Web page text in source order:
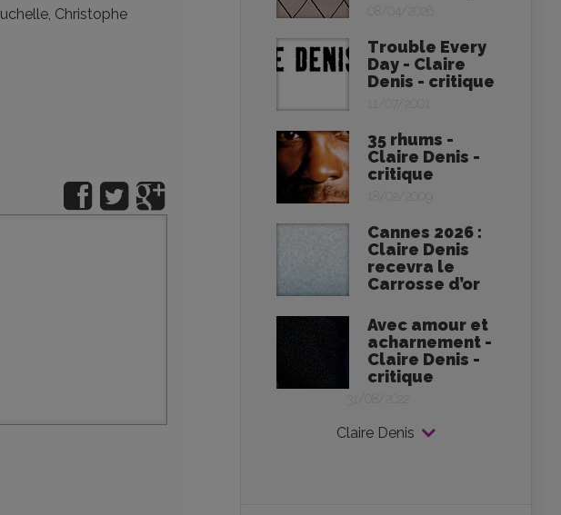
, Christophe
08/04/2026
Trouble Every
Day - Claire
Denis - critique
35 rhums -
Claire Denis -
critique
18/02/2009
Cannes 2026 :
Claire Denis
recevra le
Carrosse d’or
Avec amour et
acharnement -
Claire Denis -
critique
31/08/2022
Claire Denis